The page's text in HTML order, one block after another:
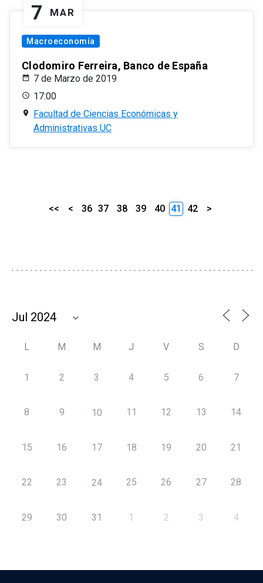
7 MAR
Macroeconomía
Clodomiro Ferreira, Banco de España
7 de Marzo de 2019
17:00
Facultad de Ciencias Económicas y
Administrativas UC
<< < 36 37 38 39 40 41 42 >
L M M J V S D
1 2 3 4 5 6 7
8 9 10 11 12 13 14
15 16 17 18 19 20 21
22 23 24 25 26 27 28
29 30 31 1 2 3 4